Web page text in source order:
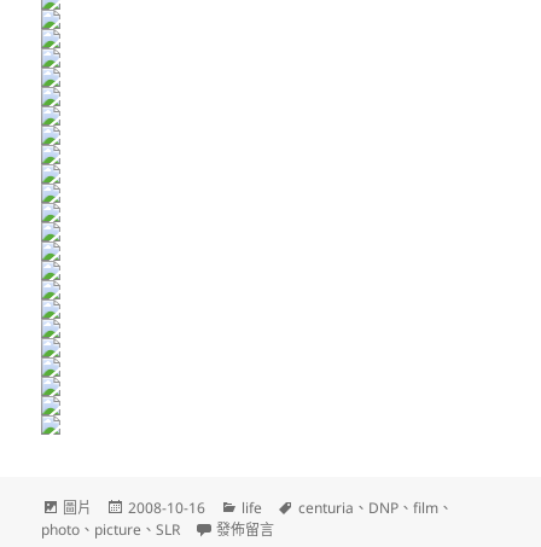
文
章
圖片
發
佈
2008-10-16
分
類
life
標
centuria 、 DNP 、film 、
photo 、 picture 、SLR 在〈DNP CENTURIA 100〉
發佈留言